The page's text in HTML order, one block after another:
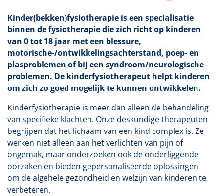
Kinder(bekken)fysiotherapie is een specialisatie
binnen de fysiotherapie die zich richt op kinderen
van 0 tot 18 jaar met een blessure,
motorische-/ontwikkelingsachterstand, poep- en
plasproblemen of bij een syndroom/neurologische
problemen. De kinderfysiotherapeut helpt kinderen
om zich zo goed mogelijk te kunnen ontwikkelen.
Kinderfysiotherapie is meer dan alleen de behandeling
van specifieke klachten. Onze deskundige therapeuten
begrijpen dat het lichaam van een kind complex is. Ze
werken niet alleen aan het verlichten van pijn of
ongemak, maar onderzoeken ook de onderliggende
oorzaken en bieden gepersonaliseerde oplossingen
om de algehele gezondheid en welzijn van kinderen te
verbeteren.